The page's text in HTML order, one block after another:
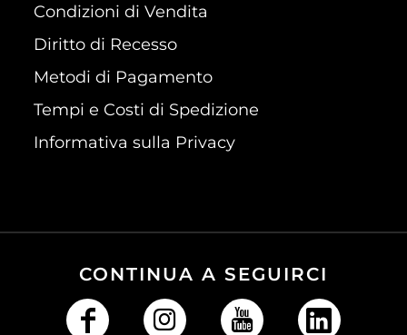
Condizioni di Vendita
Diritto di Recesso
Metodi di Pagamento
Tempi e Costi di Spedizione
Informativa sulla Privacy
CONTINUA A SEGUIRCI